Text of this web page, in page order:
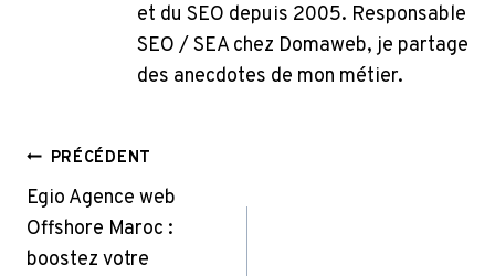
et du SEO depuis 2005. Responsable
SEO / SEA chez Domaweb, je partage
des anecdotes de mon métier.
Navigation
De
L’article
PRÉCÉDENT
Egio Agence web
Offshore Maroc :
boostez votre